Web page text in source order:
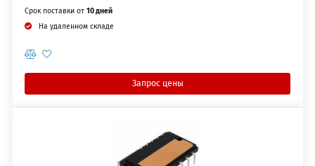
Срок поставки от 10 дней
На удаленном складе
Запрос цены